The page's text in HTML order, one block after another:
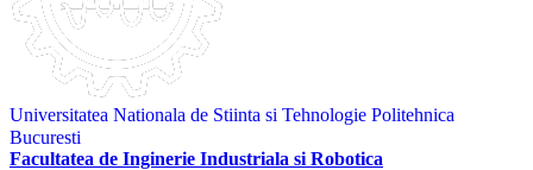
Universitatea Nationala de Stiinta si Tehnologie Politehnica
Bucuresti
Facultatea de Inginerie Industriala si Robotica